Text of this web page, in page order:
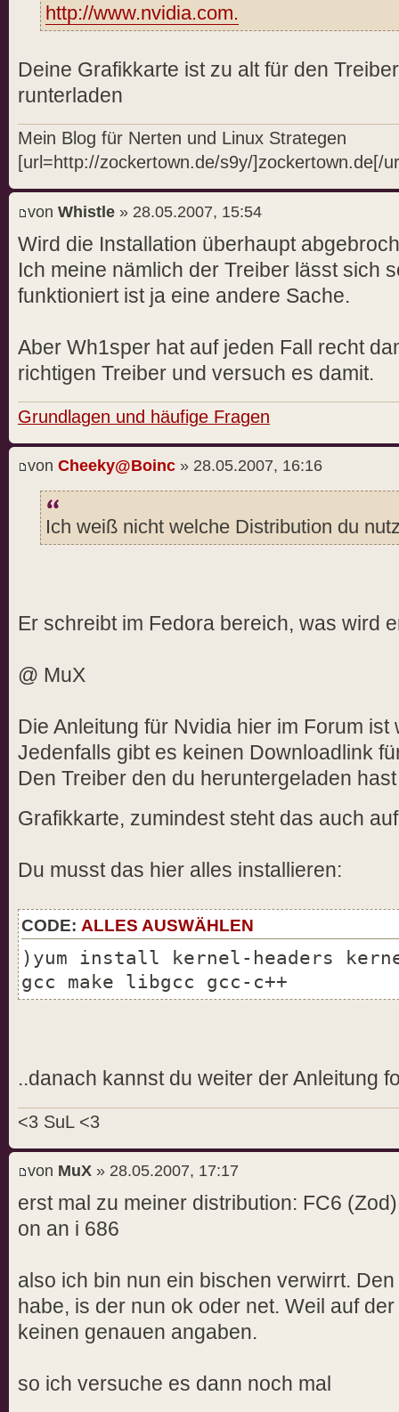
Using: nvidia-installer ncurses
-> Tagging shared libraries
textrel_shlib_t.
WARNING: The NVIDIA GeForce4
this system is supported
through the NVIDIA 1.0-
visit
more information.
The 1.0-9755 NVIDIA
will ignore this GPU.
supported by the 1.0-9755
NVIDIA Linux graphics
this system. For further
details, please see the
NVIDIA GRAPHICS CHIPS in
the README available on
download page at
[URL]www.nvidia.com.[/
-> License accepted.
ke the installer to attempt to
interface for your kernel f
([URL]ftp://
on the NVIDIA ftp site;
this means that the installer
a kernel interface for
your kernel.
-> Performing CC sanity check
ERROR: Unable to find the
Please make sure you have
source files for your
kernel and that they are
on Red Hat Linux systems,
installed. If you know the
you may specify the kernel
command line option.
ERROR: Installation has
/var/log/nvidia-
may find suggestions
available on the Linux
driver download page at
[/URL]
http://www.nvidia.com.
Deine Grafikkarte ist zu alt für den
runterladen
Mein Blog für Nerten und Linux Strategen
[url=http://zockertown.de/s9y/]zockertown.de[/
von Whistle » 28.05.2007, 15:54
Wird die Installation überhaupt
Ich meine nämlich der Treiber lässt sich
funktioniert ist ja eine andere Sache.
Aber Wh1sper hat auf jeden Fall recht
richtigen Treiber und versuch es damit.
Grundlagen und häufige Fragen
von Cheeky@Boinc » 28.05.2007, 16:16
Ich weiß nicht welche Distribution du
Er schreibt im Fedora bereich, was wird
@ MuX
Die Anleitung für Nvidia hier im Forum
Jedenfalls gibt es keinen Downloadlink
Den Treiber den du heruntergeladen
Grafikkarte, zumindest steht das auch
Du musst das hier alles installieren:
CODE: ALLES AUSWÄHLEN
)yum install kernel-headers
gcc make libgcc gcc-c++
..danach kannst du weiter der Anleitung
<3 SuL <3
von MuX » 28.05.2007, 17:17
erst mal zu meiner distribution: FC6
on an i 686
also ich bin nun ein bischen verwirrt.
habe, is der nun ok oder net. Weil auf
keinen genauen angaben.
so ich versuche es dann noch mal